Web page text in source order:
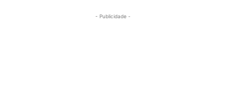
- Publicidade -